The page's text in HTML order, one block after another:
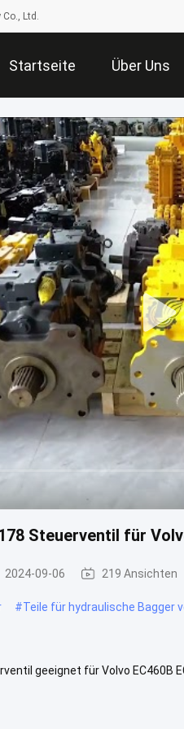
Ltd.
Startseite Über Uns
Steuerventil für
2024-09-06 219 Ansichten
#Teile für hydraulische Bagger
geeignet für Volvo